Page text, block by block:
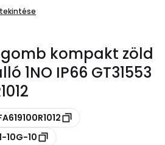
kompakt zöld
1NO IP66 GT31553
10G-10